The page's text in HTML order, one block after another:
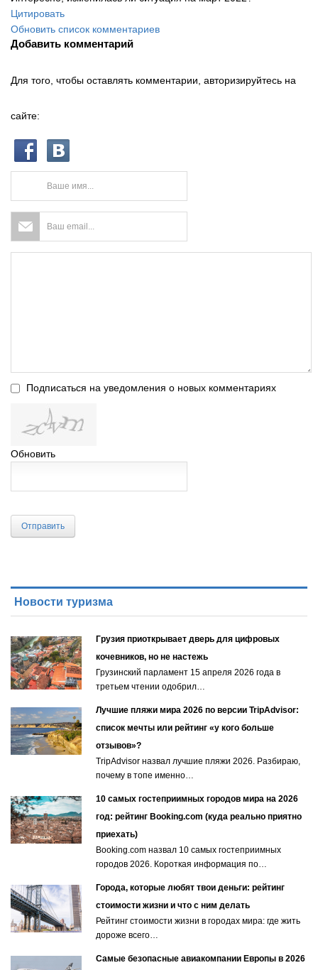
Цитировать
Обновить список комментариев
Добавить комментарий
Для того, чтобы оставлять комментарии, авторизируйтесь на
сайте:
Подписаться на уведомления о новых комментариях
Обновить
Отправить
Новости туризма
Грузия приоткрывает дверь для цифровых
кочевников, но не настежь
Грузинский парламент 15 апреля 2026 года в
третьем чтении одобрил…
Лучшие пляжи мира 2026 по версии TripAdvisor:
список мечты или рейтинг «у кого больше
отзывов»?
TripAdvisor назвал лучшие пляжи 2026. Разбираю,
почему в топе именно…
10 самых гостеприимных городов мира на 2026
год: рейтинг Booking.com (куда реально приятно
приехать)
Booking.com назвал 10 самых гостеприимных
городов 2026. Короткая информация по…
Города, которые любят твои деньги: рейтинг
стоимости жизни и что с ним делать
Рейтинг стоимости жизни в городах мира: где жить
дороже всего…
Самые безопасные авиакомпании Европы в 2026